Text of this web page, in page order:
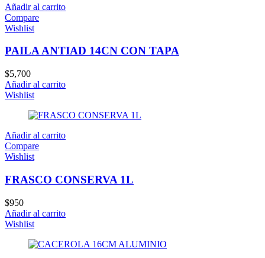
Añadir al carrito
Compare
Wishlist
PAILA ANTIAD 14CN CON TAPA
$5,700
Añadir al carrito
Wishlist
Añadir al carrito
Compare
Wishlist
FRASCO CONSERVA 1L
$950
Añadir al carrito
Wishlist